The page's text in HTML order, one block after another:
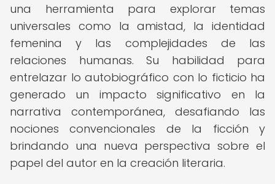
una herramienta para explorar temas
universales como la amistad, la identidad
femenina y las complejidades de las
relaciones humanas. Su habilidad para
entrelazar lo autobiográfico con lo ficticio ha
generado un impacto significativo en la
narrativa contemporánea, desafiando las
nociones convencionales de la ficción y
brindando una nueva perspectiva sobre el
papel del autor en la creación literaria.